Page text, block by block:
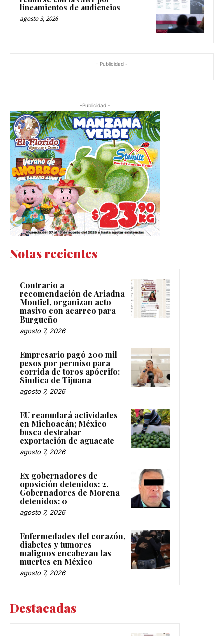
lineamientos de audiencias
agosto 3, 2026
- Publicidad -
-Publicidad -
Notas recientes
Contrario a
recomendación de Ariadna
Montiel, organizan acto
masivo con acarreo para
Burgueño
agosto 7, 2026
Empresario pagó 200 mil
pesos por permiso para
corrida de toros apócrifo:
Sindica de Tijuana
agosto 7, 2026
EU reanudará actividades
en Michoacán; México
busca destrabar
exportación de aguacate
agosto 7, 2026
Ex gobernadores de
oposición detenidos: 2.
Gobernadores de Morena
detenidos: 0
agosto 7, 2026
Enfermedades del corazón,
diabetes y tumores
malignos encabezan las
muertes en México
agosto 7, 2026
Destacadas